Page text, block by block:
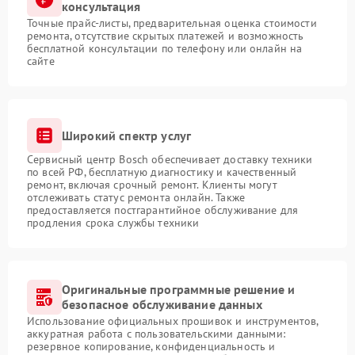
консультация
Точные прайс-листы, предварительная оценка стоимости
ремонта, отсутствие скрытых платежей и возможность
бесплатной консультации по телефону или онлайн на
сайте
Широкий спектр услуг
Сервисный центр Bosch обеспечивает доставку техники
по всей РФ, бесплатную диагностику и качественный
ремонт, включая срочный ремонт. Клиенты могут
отслеживать статус ремонта онлайн. Также
предоставляется постгарантийное обслуживание для
продления срока службы техники
Оригинальные программные решение и
безопасное обслуживание данных
Использование официальных прошивок и инструментов,
аккуратная работа с пользовательскими данными:
резервное копирование, конфиденциальность и